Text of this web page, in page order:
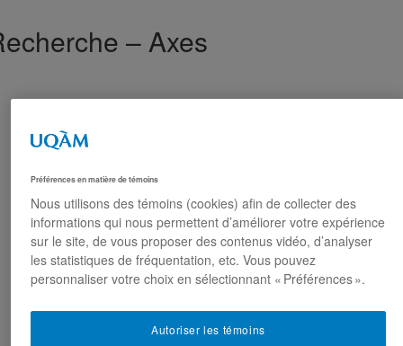
– Axes
Préférences en matière de témoins
Nous utilisons des témoins (cookies) afin de collecter des
informations qui nous permettent d’améliorer votre expérience
sur le site, de vous proposer des contenus vidéo, d’analyser
les statistiques de fréquentation, etc. Vous pouvez
personnaliser votre choix en sélectionnant « Préférences ».
Autoriser les témoins